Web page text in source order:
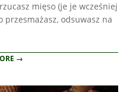
mięso (je je wcześniej
przesmażasz, odsuwasz na
→